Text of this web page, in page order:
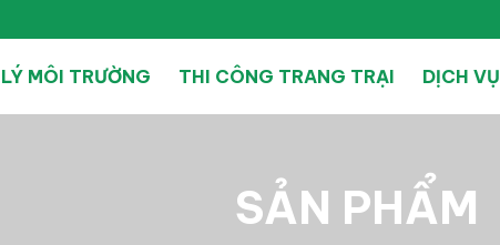
MÔI TRƯỜNG THI CÔNG TRANG TRẠI DỊCH VỤ
SẢN PHẨM